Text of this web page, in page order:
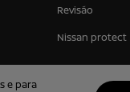
Revisão
Nissan protect
e para